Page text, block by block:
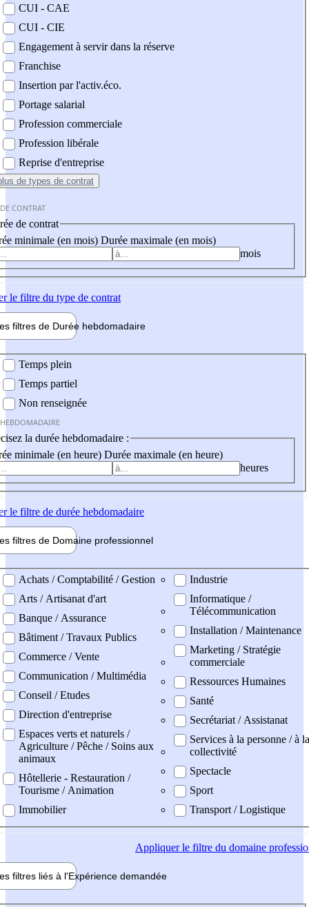
CUI - CAE
CUI - CIE
Engagement à servir dans la réserve
Franchise
Insertion par l'activ.éco.
Portage salarial
Profession commerciale
Profession libérale
Reprise d'entreprise
de types de contrat
CONTRAT
de contrat
minimale (en mois) Durée maximale (en mois)
mois
le filtre du type de contrat
filtres de Durée hebdomadaire
Temps plein
Temps partiel
Non renseignée
la durée hebdomadaire :
minimale (en heure) Durée maximale (en heure)
heures
le filtre de durée hebdomadaire
filtres de Domaine professionnel
professionel
Achats / Comptabilité / Gestion
Arts / Artisanat d'art
Banque / Assurance
Bâtiment / Travaux Publics
Commerce / Vente
Communication / Multimédia
Conseil / Etudes
Direction d'entreprise
Espaces verts et naturels /
Agriculture / Pêche / Soins aux
animaux
Hôtellerie - Restauration /
Tourisme / Animation
Immobilier
Industrie
Informatique /
Télécommunication
Installation / Maintenance
Marketing / Stratégie
commerciale
Ressources Humaines
Santé
Secrétariat / Assistanat
Services à la personne / à la
collectivité
Spectacle
Sport
Transport / Logistique
Appliquerle filtre du domaine
filtres liés à l'Expérience demandée